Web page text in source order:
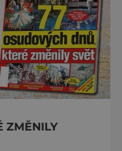
ZMĚNILY